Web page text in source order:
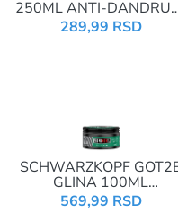
250ML ANTI-
POWER 81533
289,99 RSD
SCHWARZKOPF
GLINA 100ML
PHENOMENAL
569,99 RSD